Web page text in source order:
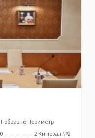
образно Периметр
— — — — — 2 Кинозал №2